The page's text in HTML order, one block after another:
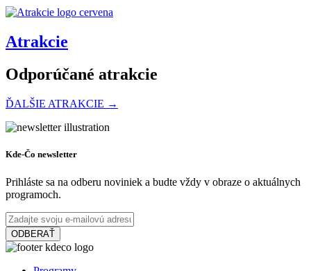
Atrakcie
Odporúčané atrakcie
ĎALŠIE ATRAKCIE →
Slovakia Ring
Turistické atrakcie
Thermalpark Dunajská Streda
Kde-Čo newsletter
Prihláste sa na odberu noviniek a budte vždy v obraze o aktuálnych
programoch.
ODBERAŤ